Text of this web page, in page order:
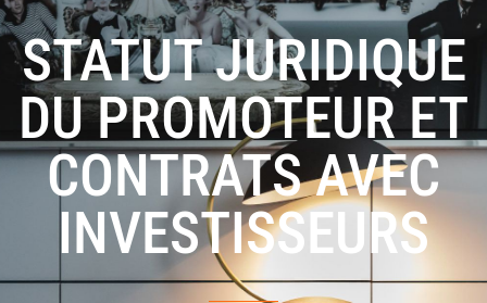
STATUT JURIDIQUE
DU PROMOTEUR ET
CONTRATS AVEC
INVESTISSEURS